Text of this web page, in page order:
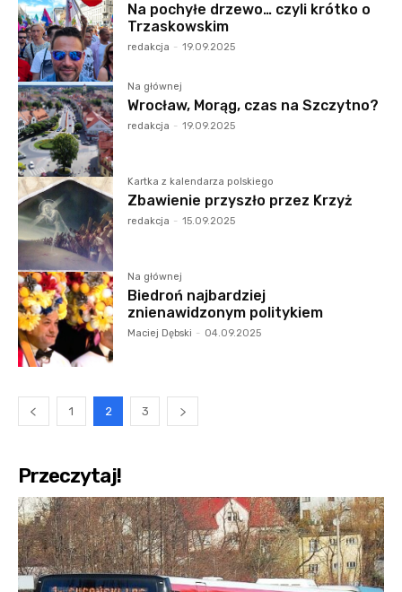
Na pochyłe drzewo… czyli krótko o
Trzaskowskim
redakcja - 19.09.2025
Na głównej
Wrocław, Morąg, czas na Szczytno?
redakcja - 19.09.2025
Kartka z kalendarza polskiego
Zbawienie przyszło przez Krzyż
redakcja - 15.09.2025
Na głównej
Biedroń najbardziej
znienawidzonym politykiem
Maciej Dębski - 04.09.2025
1 2 3
Przeczytaj!